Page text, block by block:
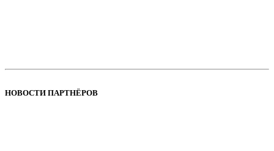
НОВОСТИ ПАРТНЁРОВ